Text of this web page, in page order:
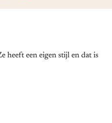
heeft een eigen stijl en dat is